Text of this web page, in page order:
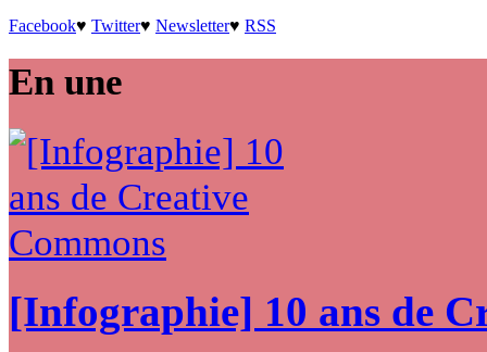
Facebook♥ Twitter♥ Newsletter♥ RSS
En une
[Infographie] 10 ans de